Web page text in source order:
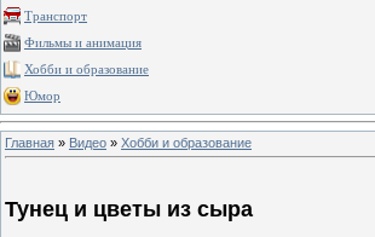
Транспорт
Фильмы и анимация
Хобби и образование
Юмор
Главная » Видео » Хобби и образование
Тунец и цветы из сыра